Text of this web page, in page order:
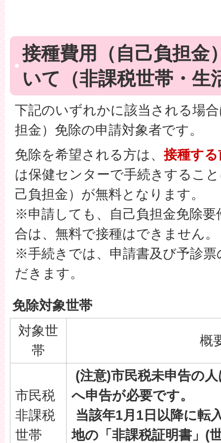
接種費用（自己負担金
いて（非課税世帯・生
下記のいずれかに該当される場
担金）免除の申請対象者です。
免除を希望される方は、接種す
は保健センターで手続きするこ
己負担金）が無料となります。
※申請しても、自己負担金免除
合は、無料で接種はできません。
※手続きでは、申請書及び予診
だきます。
免除対象世帯
対象世
帯
概
市民税
非課税
世帯
(注意)市民税未申告の
へ申告が必要です。
当該年1月1日以降に転
地の「非課税証明書」(